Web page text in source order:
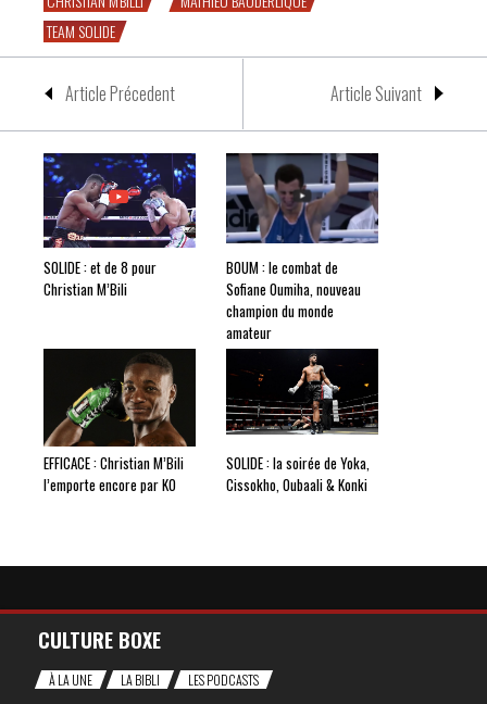
TEAM SOLIDE
Article Précedent Article Suivant
SOLIDE : et de 8 pour
Christian M’Bili
BOUM : le combat de
Sofiane Oumiha, nouveau
champion du monde
amateur
EFFICACE : Christian M’Bili
l’emporte encore par KO
SOLIDE : la soirée de Yoka,
Cissokho, Oubaali & Konki
CULTURE BOXE
À LA UNE LA BIBLI
LES PODCASTS